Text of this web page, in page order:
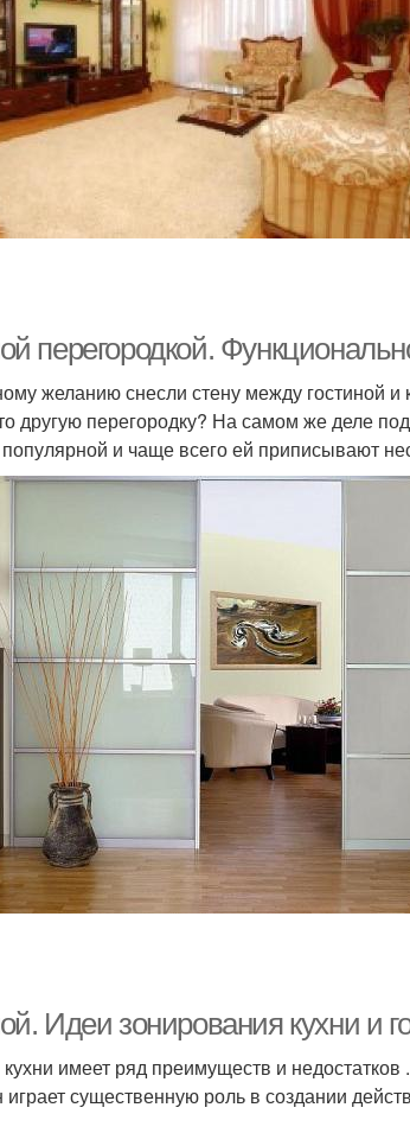
перегородкой.
желанию снесли стену между гостиной и
другую перегородку? На самом же деле
и чаще всего ей приписывают
Идеи зонирования кухни и
имеет ряд преимуществ и
существенную роль в создании